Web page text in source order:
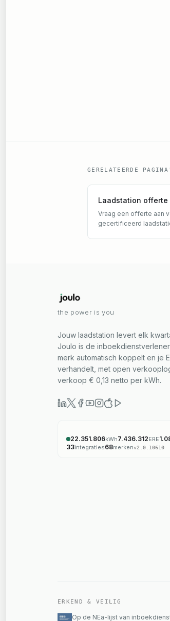
GERELATEERDE
Laadstation offerte
Vraag een offerte aan
gecertificeerd
the power is you
Jouw laadstation levert elk
Joulo is de
merk automatisch koppelt en je
verhandelt, met open
verkoop € 0,13 netto per kWh.
22.351.806kWh7.436.312ERE
33integraties68merkenv2.0.10610
ERKEND & VEILIG
Op de NEa-lijst van